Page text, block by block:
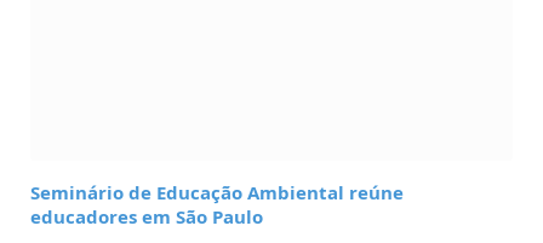
Seminário de Educação Ambiental reúne
educadores em São Paulo